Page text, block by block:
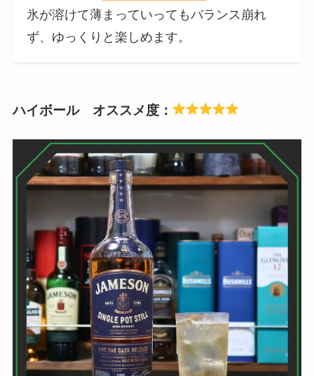
氷が溶けて薄まっていってもバランス崩れ
ず、ゆっくりと楽しめます。
ハイボール オススメ度：